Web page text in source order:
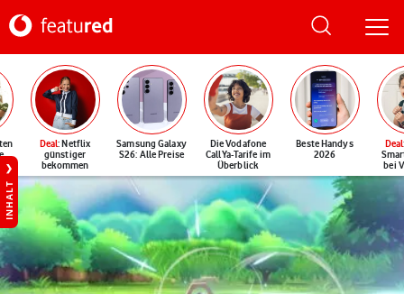
Deal: Netflix
günstiger
bekommen
Samsung Galaxy
S26: Alle Preise
Die Vodafone
CallYa-Tarife im
Überblick
Beste Handys
2026
Deal
bei
INHALT